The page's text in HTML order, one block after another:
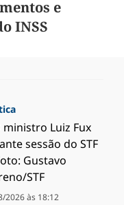
e
INSS
2026 às 18:12